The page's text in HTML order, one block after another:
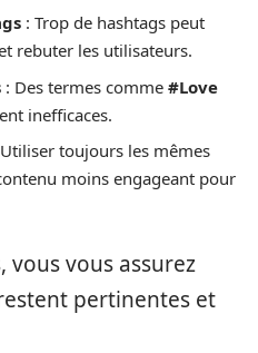
: Trop de hashtags peut
rebuter les utilisateurs.
: Des termes comme #Love
inefficaces.
toujours les mêmes
moins engageant pour
vous vous assurez
pertinentes et